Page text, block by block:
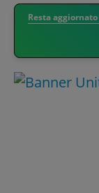
Resta